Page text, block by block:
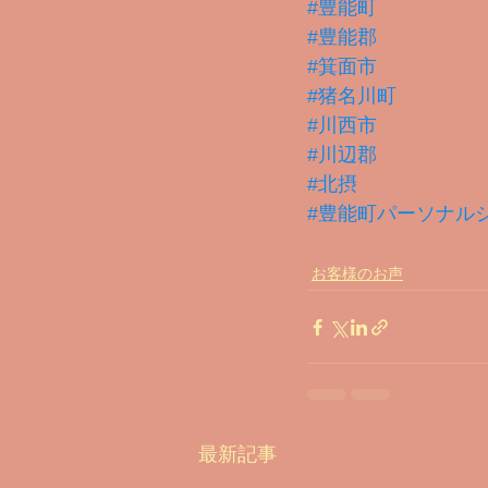
#豊能町
#豊能郡
#箕面市
#猪名川町
#川西市
#川辺郡
#北摂
#豊能町パーソナル
お客様のお声
最新記事